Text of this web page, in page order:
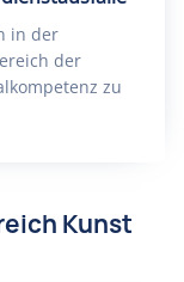
in der
der
zu
Kunst